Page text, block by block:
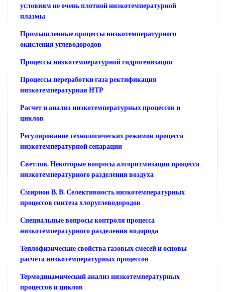
условиям не очень плотной низкотемпературной
плазмы
Промышленные процессы низкотемпературного
окисления углеводородов
Процессы низкотемпературной гидрогенизации
Процессы переработки газа ректификация
низкотемпературная НТР
Расчет и анализ низкотемпературных процессов и
циклов
Регулирование технологических режимов процесса
низкотемпературной сепарации
Светлов. Некоторые вопросы алгоритмизации процесса
низкотемпературного разделения воздуха
Смирнов В. В. Селективность низкотемпературных
процессов синтеза хлоруглеводородов
Специальные вопросы контроля процесса
низкотемпературного разделения водорода
Теплофизические свойства газовых смесей и основы
расчета низкотемпературных процессов
Термодинамический анализ низкотемпературных
процессов и циклов